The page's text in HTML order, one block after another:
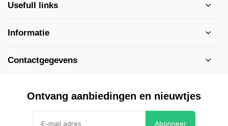
Usefull links
Informatie
Contactgegevens
Ontvang aanbiedingen en nieuwtjes
Abonneer